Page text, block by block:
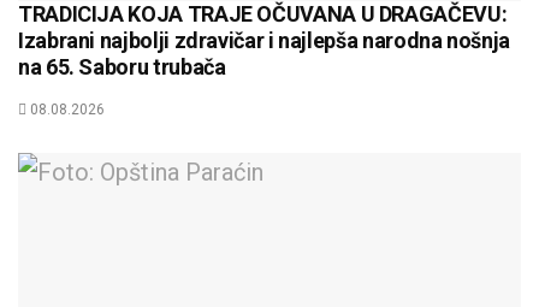
TRADICIJA KOJA TRAJE OČUVANA U DRAGAČEVU:
Izabrani najbolji zdravičar i najlepša narodna nošnja
na 65. Saboru trubača
08.08.2026